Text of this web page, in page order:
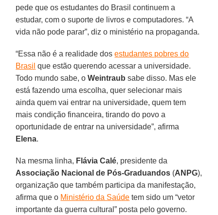
pede que os estudantes do Brasil continuem a
estudar, com o suporte de livros e computadores. “A
vida não pode parar”, diz o ministério na propaganda.
“Essa não é a realidade dos estudantes pobres do
Brasil que estão querendo acessar a universidade.
Todo mundo sabe, oWeintraub sabe disso. Mas ele
está fazendo uma escolha, quer selecionar mais
ainda quem vai entrar na universidade, quem tem
mais condição financeira, tirando do povo a
oportunidade de entrar na universidade”, afirma
Elena.
Na mesma linha, Flávia Calé, presidente da
Associação Nacional de Pós-Graduandos (ANPG),
organização que também participa da manifestação,
afirma que o Ministério da Saúde tem sido um “vetor
importante da guerra cultural” posta pelo governo.